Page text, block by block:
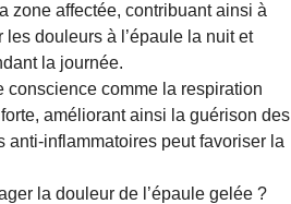
zone affectée, contribuant ainsi à
douleurs à l’épaule la nuit et
la journée.
conscience comme la respiration
améliorant ainsi la guérison des
anti-inflammatoires peut favoriser la
la douleur de l’épaule gelée ?